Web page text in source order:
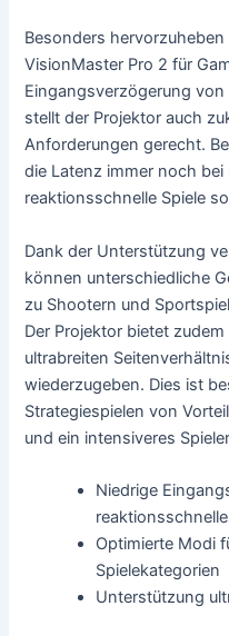
Besonders
VisionMaster Pro 2 für
Eingangsverzögerung
stellt der Projektor auch
Anforderungen gerecht.
die Latenz immer noch
reaktionsschnelle Spiele
Dank der Unterstützung
können unterschiedliche
zu Shootern und
Der Projektor bietet
ultrabreiten
wiederzugeben. Dies ist
Strategiespielen von
und ein intensiveres
Niedrige
Optimierte Modi
Spielekategorien
Unterstützung